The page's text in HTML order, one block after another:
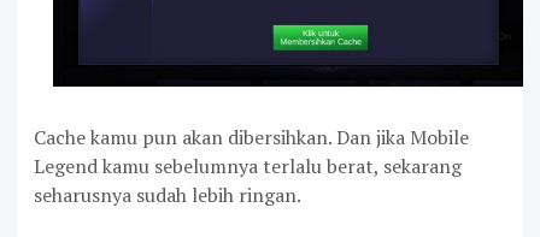
Cache kamu pun akan dibersihkan. Dan jika Mobile
Legend kamu sebelumnya terlalu berat, sekarang
seharusnya sudah lebih ringan.